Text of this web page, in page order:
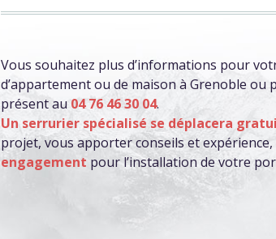
Vous souhaitez plus d’informations pour
d’appartement ou de maison à Grenoble ou
présent au 04 76 46 30 04.
Un serrurier spécialisé se déplacera
projet, vous apporter conseils et
engagement pour l’installation de votre